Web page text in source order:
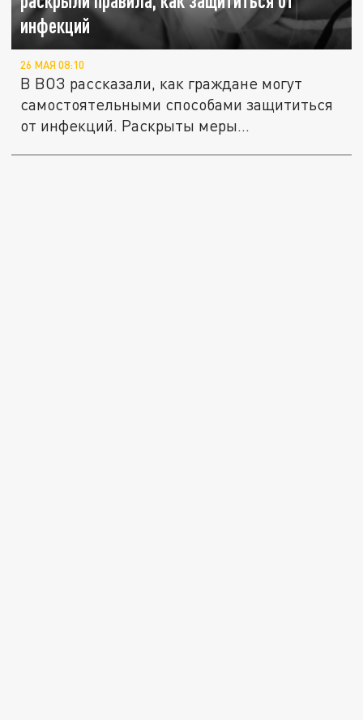
инфекций
26 МАЯ 08:10
В ВОЗ рассказали, как граждане могут
самостоятельными способами защититься
от инфекций. Раскрыты меры...